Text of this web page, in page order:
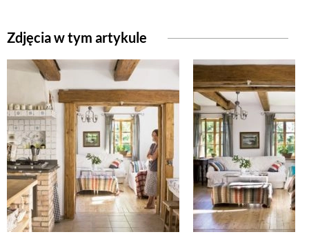
Zdjęcia w tym artykuleNATURALNIE
URODA
NATURALNA APTECZKA
DLA DOMU
EKO ŻYCIE